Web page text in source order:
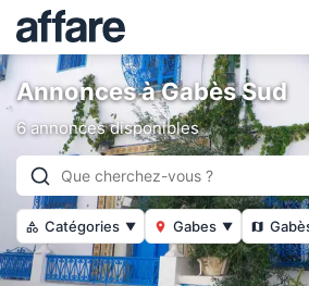
Annonces à Gabès Sud
6 annonces disponibles
Catégories ▼ Gabes ▼